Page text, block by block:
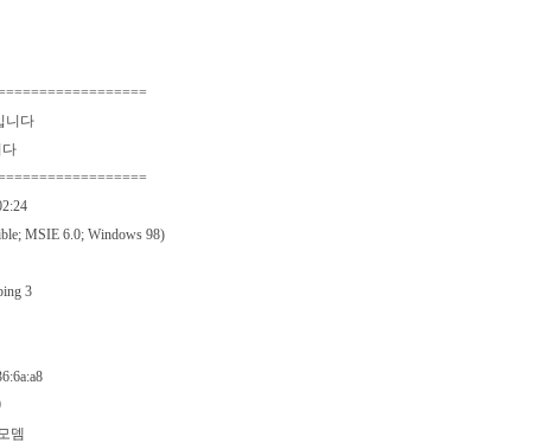
니다
다
MSIE 6.0; Windows 98)
3
뎀